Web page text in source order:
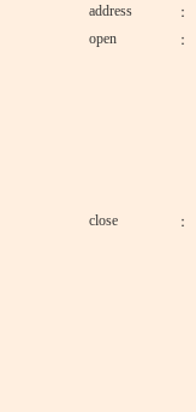
address
open
close